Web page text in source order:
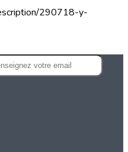
290718-y-